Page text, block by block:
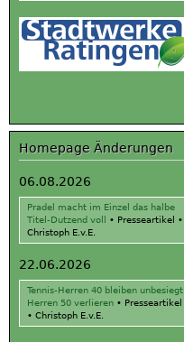
Homepage Änderungen
06.08.2026
Pradel macht im Einzel das halbe
Titel-Dutzend voll
• Presseartikel
•
Christoph E.v.E.
22.06.2026
Tennis-Herren 40 bleiben unbesiegt,
Herren 50 verlieren • Presseartikel
• Christoph E.v.E.